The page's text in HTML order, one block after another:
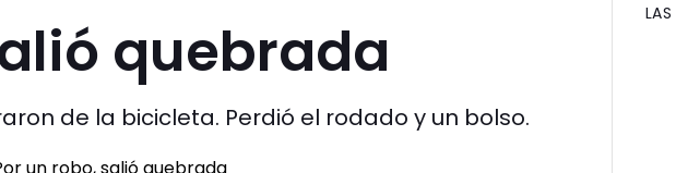
quebrada
de la bicicleta. Perdió el rodado y un bolso.